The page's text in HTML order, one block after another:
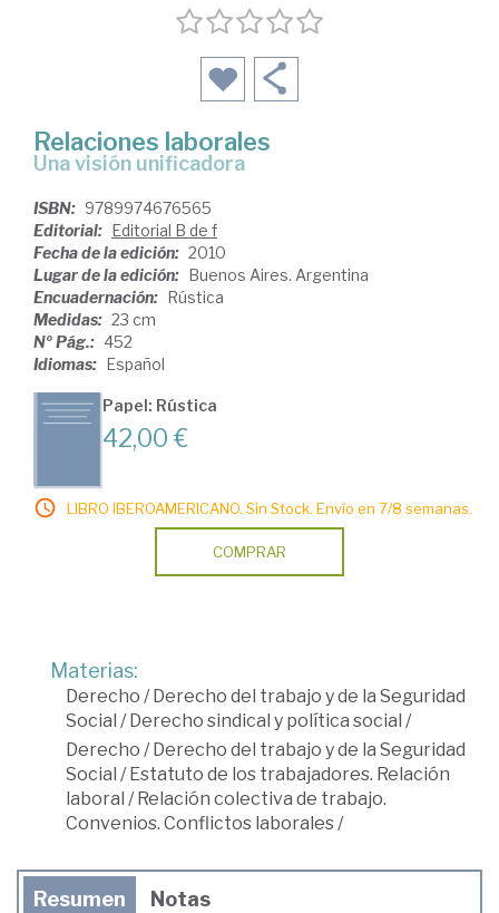
Relaciones laborales
una visión unificadora
ISBN: 9789974676565
Editorial: Editorial B de f
Fecha de la edición: 2010
Lugar de la edición: Buenos Aires. Argentina
Encuadernación: Rústica
Medidas: 23 cm
Nº Pág.: 452
Idiomas: Español
Papel: Rústica
42,00 €
LIBRO IBEROAMERICANO. Sin Stock. Envío en 7/8 semanas.
COMPRAR
Materias:
Derecho / Derecho del trabajo y de la Seguridad
Social / Derecho sindical y política social /
Derecho / Derecho del trabajo y de la Seguridad
Social / Estatuto de los trabajadores. Relación
laboral / Relación colectiva de trabajo.
Convenios. Conflictos laborales/
Resumen Notas